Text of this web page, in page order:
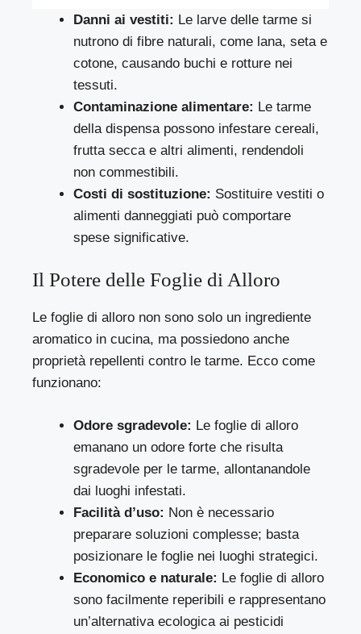
Danni ai vestiti: Le larve delle tarme si
nutrono di fibre naturali, come lana, seta e
cotone, causando buchi e rotture nei
tessuti.
Contaminazione alimentare: Le tarme
della dispensa possono infestare cereali,
frutta secca e altri alimenti, rendendoli
non commestibili.
Costi di sostituzione: Sostituire vestiti o
alimenti danneggiati può comportare
spese significative.
Il Potere delle Foglie di Alloro
Le foglie di alloro non sono solo un ingrediente
aromatico in cucina, ma possiedono anche
proprietà repellenti contro le tarme. Ecco come
funzionano:
Odore sgradevole: Le foglie di alloro
emanano un odore forte che risulta
sgradevole per le tarme, allontanandole
dai luoghi infestati.
Facilità d’uso: Non è necessario
preparare soluzioni complesse; basta
posizionare le foglie nei luoghi strategici.
Economico e naturale: Le foglie di alloro
sono facilmente reperibili e rappresentano
un’alternativa ecologica ai pesticidi